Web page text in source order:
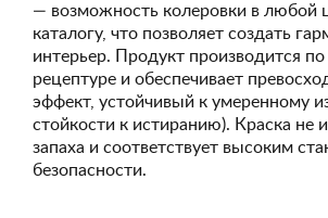
— возможность колеровки в любой
каталогу, что позволяет создать
интерьер. Продукт производится
рецептуре и обеспечивает
эффект, устойчивый к умеренному
стойкости к истиранию). Краска не
запаха и соответствует высоким
безопасности.